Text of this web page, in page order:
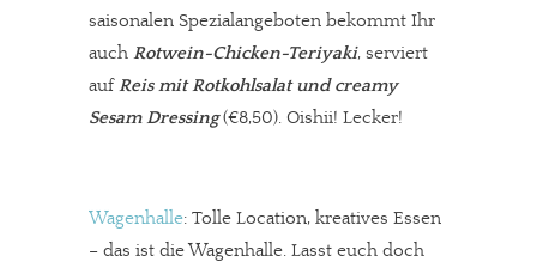
saisonalen Spezialangeboten bekommt Ihr
auch Rotwein-Chicken-Teriyaki, serviert
aufReis mit Rotkohlsalat und creamy
Sesam Dressing(€8,50). Oishii! Lecker!
Wagenhalle: Tolle Location, kreatives Essen
– das ist die Wagenhalle. Lasst euch doch